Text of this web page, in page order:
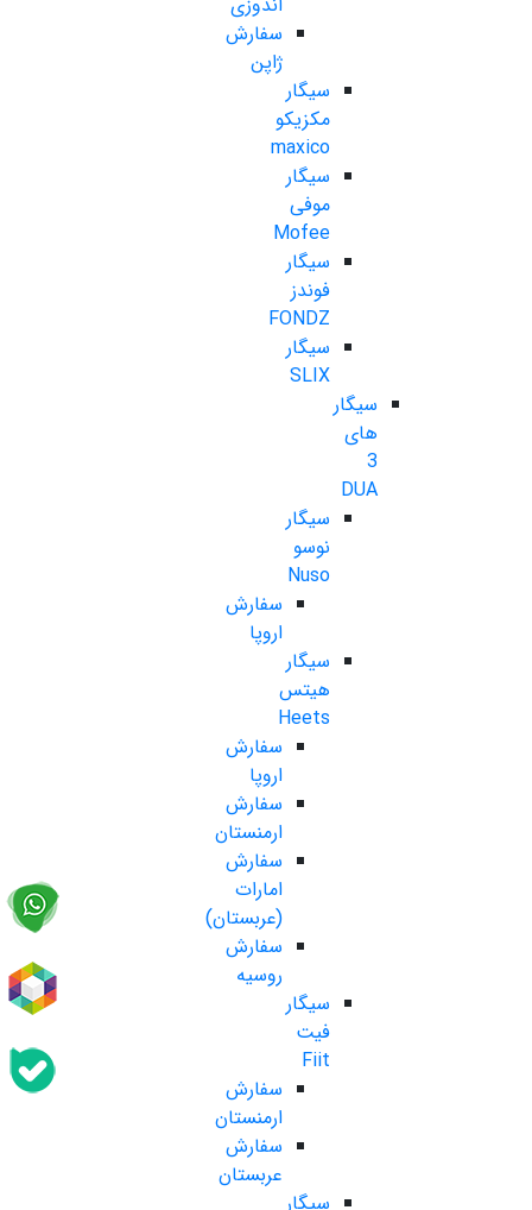
سفارش
ژاپن
سیگار
مکزیکو
maxico
سیگار
موفی
Mofee
سیگار
فوندز
FONDZ
سیگار
SLIX
سیگار
های
3
DUA
سیگار
نوسو
Nuso
سفارش
اروپا
سیگار
هیتس
Heets
سفارش
اروپا
سفارش
ارمنستان
سفارش
امارات
(عربستان)
سفارش
روسیه
سیگار
فیت
Fiit
سفارش
ارمنستان
سفارش
عربستان
سیگار